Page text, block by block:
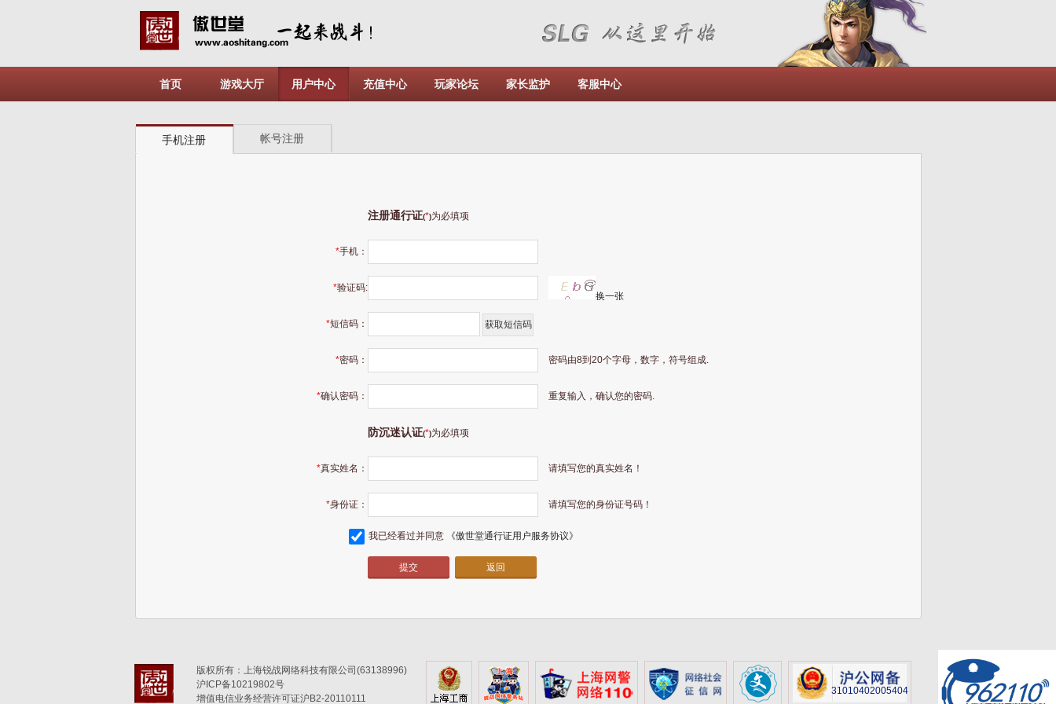
首页 游戏大厅 用户中心 充值中心 玩家论坛 家长监护 客服中心
手机注册 帐号注册
注册通行证(*)为必填项
*手机：
*验证码:
换一张
*短信码：
*密码： 密码由8到20个字母，数字，符号组成.
*确认密码： 重复输入，确认您的密码.
防沉迷认证(*)为必填项
*真实姓名： 请填写您的真实姓名！
*身份证： 请填写您的身份证号码！
我已经看过并同意 《傲世堂通行证用户服务协议》
返回
版权所有：上海锐战网络科技有限公司(63138996)
沪ICP备10219802号
增值电信业务经营许可证沪B2-20110111
31010402005404